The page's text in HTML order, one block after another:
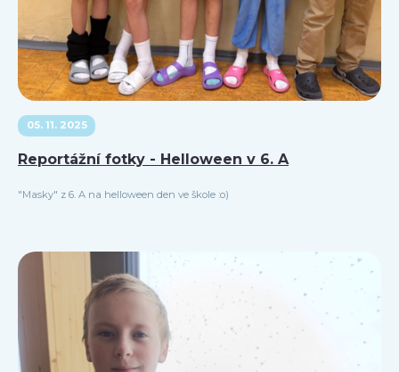
05. 11. 2025
Reportážní fotky - Helloween v 6. A
"Masky" z 6. A na helloween den ve škole :o)